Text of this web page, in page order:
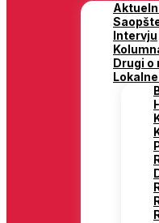
Intervju
Drugi o